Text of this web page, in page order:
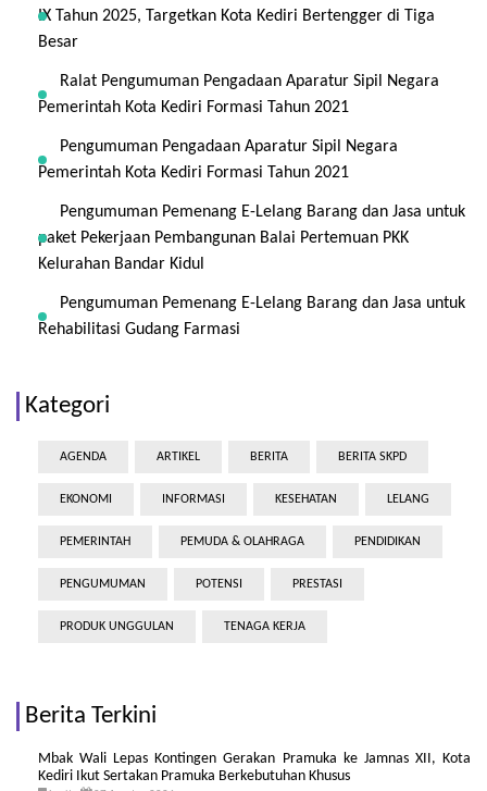
IX Tahun 2025, Targetkan Kota Kediri Bertengger di Tiga
Besar
Ralat Pengumuman Pengadaan Aparatur Sipil Negara
Pemerintah Kota Kediri Formasi Tahun 2021
Pengumuman Pengadaan Aparatur Sipil Negara
Pemerintah Kota Kediri Formasi Tahun 2021
Pengumuman Pemenang E-Lelang Barang dan Jasa untuk
paket Pekerjaan Pembangunan Balai Pertemuan PKK
Kelurahan Bandar Kidul
Pengumuman Pemenang E-Lelang Barang dan Jasa untuk
Rehabilitasi Gudang Farmasi
Kategori
AGENDA ARTIKEL BERITA BERITA SKPD
EKONOMI INFORMASI KESEHATAN LELANG
PEMERINTAH PEMUDA & OLAHRAGA PENDIDIKAN
PENGUMUMAN POTENSI PRESTASI
PRODUK UNGGULAN TENAGA KERJA
Berita Terkini
Mbak Wali Lepas Kontingen Gerakan Pramuka ke Jamnas XII, Kota
Kediri Ikut Sertakan Pramuka Berkebutuhan Khusus